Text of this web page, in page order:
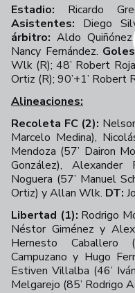
Estadio: Ricardo
Asistentes: Diego
árbitro: Aldo
Nancy Fernández.
Wlk (R); 48’ Robert
Ortiz (R); 90’+1’ Robert
Alineaciones:
Recoleta FC (2):
Marcelo Medina),
Mendoza (57’ Dairon
González), Alexander
Noguera (57’ Manuel
Ortiz) y Allan Wlk. DT:
Libertad (1): Rodrigo
Néstor Giménez y
Hernesto Caballero
Campuzano y Hugo
Estiven Villalba (46’
Melgarejo (85’ Rodrigo